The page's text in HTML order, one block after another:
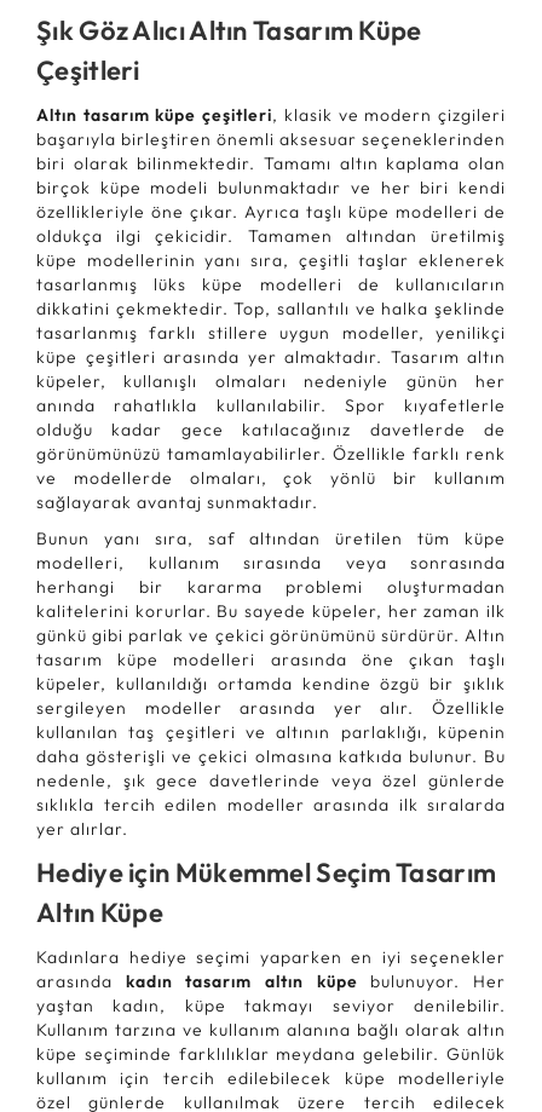
Şık Göz Alıcı Altın Tasarım Küpe
Çeşitleri
Altın tasarım küpe çeşitleri, klasik ve modern çizgileri
başarıyla birleştiren önemli aksesuar seçeneklerinden
biri olarak bilinmektedir. Tamamı altın kaplama olan
birçok küpe modeli bulunmaktadır ve her biri kendi
özellikleriyle öne çıkar. Ayrıca taşlı küpe modelleri de
oldukça ilgi çekicidir. Tamamen altından üretilmiş
küpe modellerinin yanı sıra, çeşitli taşlar eklenerek
tasarlanmış lüks küpe modelleri de kullanıcıların
dikkatini çekmektedir. Top, sallantılı ve halka şeklinde
tasarlanmış farklı stillere uygun modeller, yenilikçi
küpe çeşitleri arasında yer almaktadır. Tasarım altın
küpeler, kullanışlı olmaları nedeniyle günün her
anında rahatlıkla kullanılabilir. Spor kıyafetlerle
olduğu kadar gece katılacağınız davetlerde de
görünümünüzü tamamlayabilirler. Özellikle farklı renk
ve modellerde olmaları, çok yönlü bir kullanım
sağlayarak avantaj sunmaktadır.
Bunun yanı sıra, saf altından üretilen tüm küpe
modelleri, kullanım sırasında veya sonrasında
herhangi bir kararma problemi oluşturmadan
kalitelerini korurlar. Bu sayede küpeler, her zaman ilk
günkü gibi parlak ve çekici görünümünü sürdürür. Altın
tasarım küpe modelleri arasında öne çıkan taşlı
küpeler, kullanıldığı ortamda kendine özgü bir şıklık
sergileyen modeller arasında yer alır. Özellikle
kullanılan taş çeşitleri ve altının parlaklığı, küpenin
daha gösterişli ve çekici olmasına katkıda bulunur. Bu
nedenle, şık gece davetlerinde veya özel günlerde
sıklıkla tercih edilen modeller arasında ilk sıralarda
yer alırlar.
Hediye için Mükemmel Seçim Tasarım
Altın Küpe
Kadınlara hediye seçimi yaparken en iyi seçenekler
arasında kadın tasarım altın küpe bulunuyor. Her
yaştan kadın, küpe takmayı seviyor denilebilir.
Kullanım tarzına ve kullanım alanına bağlı olarak altın
küpe seçiminde farklılıklar meydana gelebilir. Günlük
kullanım için tercih edilebilecek küpe modelleriyle
özel günlerde kullanılmak üzere tercih edilecek